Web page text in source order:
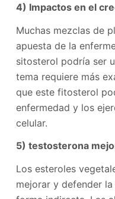
4) Impactos en el
Muchas mezclas de
apuesta de la
sitosterol podría ser
tema requiere más
que este fitosterol
enfermedad y los
celular.
5) testosterona
Los esteroles
mejorar y defender